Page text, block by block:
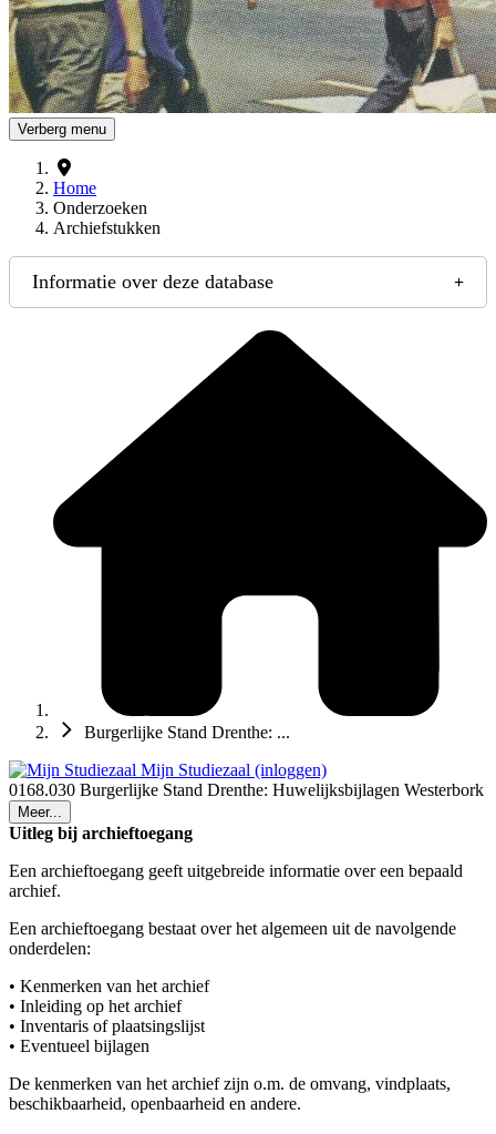
Verberg menu
Home
Onderzoeken
Archiefstukken
Informatie over deze database
Burgerlijke Stand Drenthe: ...
Mijn Studiezaal (inloggen)
0168.030 Burgerlijke Stand Drenthe: Huwelijksbijlagen Westerbork
Meer...
Uitleg bij archieftoegang
Een archieftoegang geeft uitgebreide informatie over een bepaald
archief.
Een archieftoegang bestaat over het algemeen uit de navolgende
onderdelen:
• Kenmerken van het archief
• Inleiding op het archief
• Inventaris of plaatsingslijst
• Eventueel bijlagen
De kenmerken van het archief zijn o.m. de omvang, vindplaats,
beschikbaarheid, openbaarheid en andere.